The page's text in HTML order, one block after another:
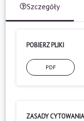
Szczegóły
POBIERZ PLIKI
PDF
ZASADY CYTOWANIA